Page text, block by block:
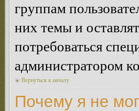
группам
них темы и
потребоваться
администратором
Вернуться к началу
Почему я не